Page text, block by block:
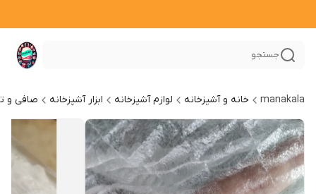
جستجو
manakala خانه و آشپزخانه لوازم آشپزخانه ابزار آشپزخانه صافی و